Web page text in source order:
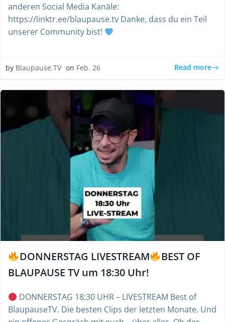
anderen Social Media Kanäle:
https://linktr.ee/blaupause.tv Danke, dass du ein Teil
unserer Community bist!
by Blaupause.TV on Feb. 26 Read more
DONNERSTAG LIVESTREAM
BEST OF
BLAUPAUSE TV um 18:30 Uhr!
DONNERSTAG 18:30 UHR – LIVESTREAM Best of
BlaupauseTV. Die besten Clips der letzten Monate. Und